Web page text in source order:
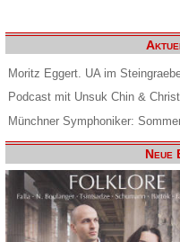
Moritz Eggert. UA im
Podcast mit Unsuk Chin &
Münchner Symphoniker:
Neue